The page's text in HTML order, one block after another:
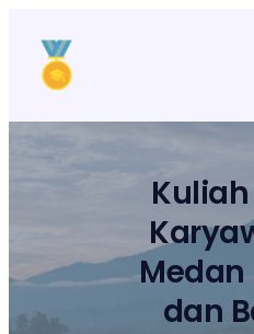
konten
Medan
dan